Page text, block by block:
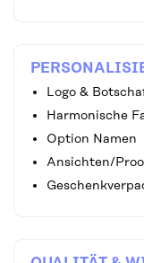
Logo &
Harmonische
Option Namen
Ansichten/